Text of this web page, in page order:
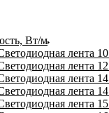
Вт/м
лента
лента
лента
лента
лента